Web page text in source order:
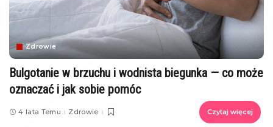
Zdrowie
Bulgotanie w brzuchu i wodnista biegunka — co może
oznaczać i jak sobie pomóc
4 lata Temu Zdrowie Czytaj więcej